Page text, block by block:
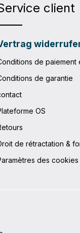
client
de paiement
de garantie
OS
de rétractation &
des cookies